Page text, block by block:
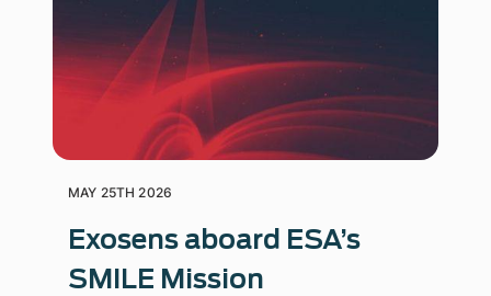
MAY 25TH 2026
Exosens aboard ESA’s
SMILE Mission